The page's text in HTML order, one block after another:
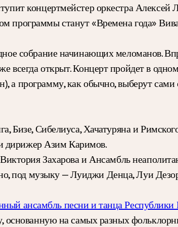
концертмейстер оркестра
программы станут «Времена года»
собрание начинающих меломанов.
открыт. Концерт пройдет в одном
а программу, как обычно, выберут
Бизе, Сибелиуса, Хачатуряна и
дирижер Азим Каримов.
Захарова и Ансамбль
под музыку — Луиджи Денца, Луи
ансамбль песни и танца
основанную на самых разных